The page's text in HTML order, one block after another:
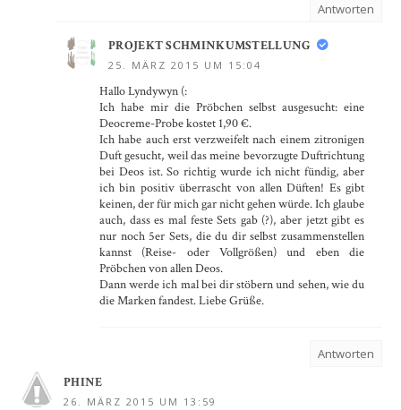
Antworten
PROJEKT SCHMINKUMSTELLUNG
25. MÄRZ 2015 UM 15:04
Hallo Lyndywyn (:
Ich habe mir die Pröbchen selbst ausgesucht: eine
Deocreme-Probe kostet 1,90 €.
Ich habe auch erst verzweifelt nach einem zitronigen
Duft gesucht, weil das meine bevorzugte Duftrichtung
bei Deos ist. So richtig wurde ich nicht fündig, aber
ich bin positiv überrascht von allen Düften! Es gibt
keinen, der für mich gar nicht gehen würde. Ich glaube
auch, dass es mal feste Sets gab (?), aber jetzt gibt es
nur noch 5er Sets, die du dir selbst zusammenstellen
kannst (Reise- oder Vollgrößen) und eben die
Pröbchen von allen Deos.
Dann werde ich mal bei dir stöbern und sehen, wie du
die Marken fandest. Liebe Grüße.
Antworten
PHINE
26. MÄRZ 2015 UM 13:59